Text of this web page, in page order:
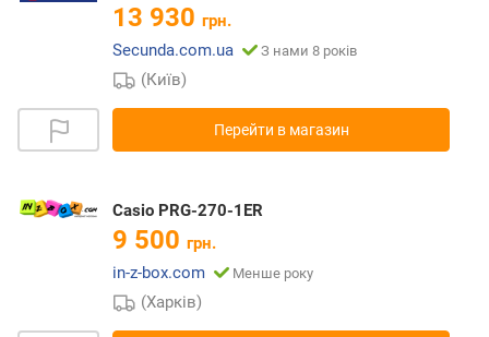
13 930 грн.
Secunda.com.ua
З нами 8 років
(Київ)
Перейти в магазин
Casio PRG-270-1ER
9 500 грн.
in-z-box.com
Менше року
(Харків)